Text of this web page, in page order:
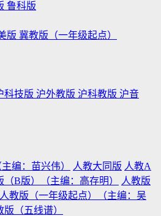
鲁科版
版 冀教版（一年级起点）
科技版 沪外教版 沪科教版 沪音
编：苗兴伟） 人教大同版 人教A
（B版）（主编：高存明）
人教版
人教版（一年级起点）（主编：吴
版（五线谱）